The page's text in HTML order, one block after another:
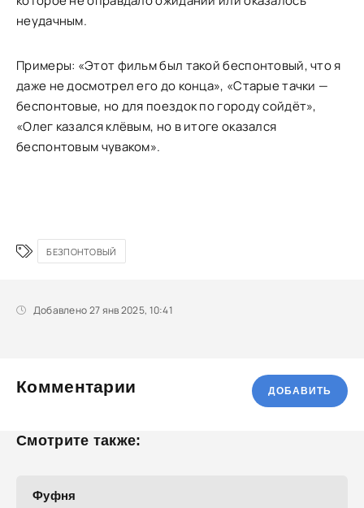
неудачным.
Примеры: «Этот фильм был такой беспонтовый, что я
даже не досмотрел его до конца», «Старые тачки —
беспонтовые, но для поездок по городу сойдёт»,
«Олег казался клёвым, но в итоге оказался
беспонтовым чуваком».
БЕЗПОНТОВЫЙ
Добавлено 27 янв 2025, 10:41
Комментарии ДОБАВИТЬ
Смотрите также:
Фуфня